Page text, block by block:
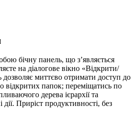
бічну панель, що з’являється
на діалогове вікно «Відкрити/
дозволяє миттєво отримати доступ до
відкритих папок; переміщатись по
дерева ієрархії та
Приріст продуктивності, без